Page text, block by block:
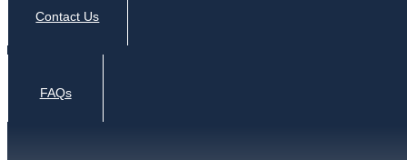
Contact Us
FAQs